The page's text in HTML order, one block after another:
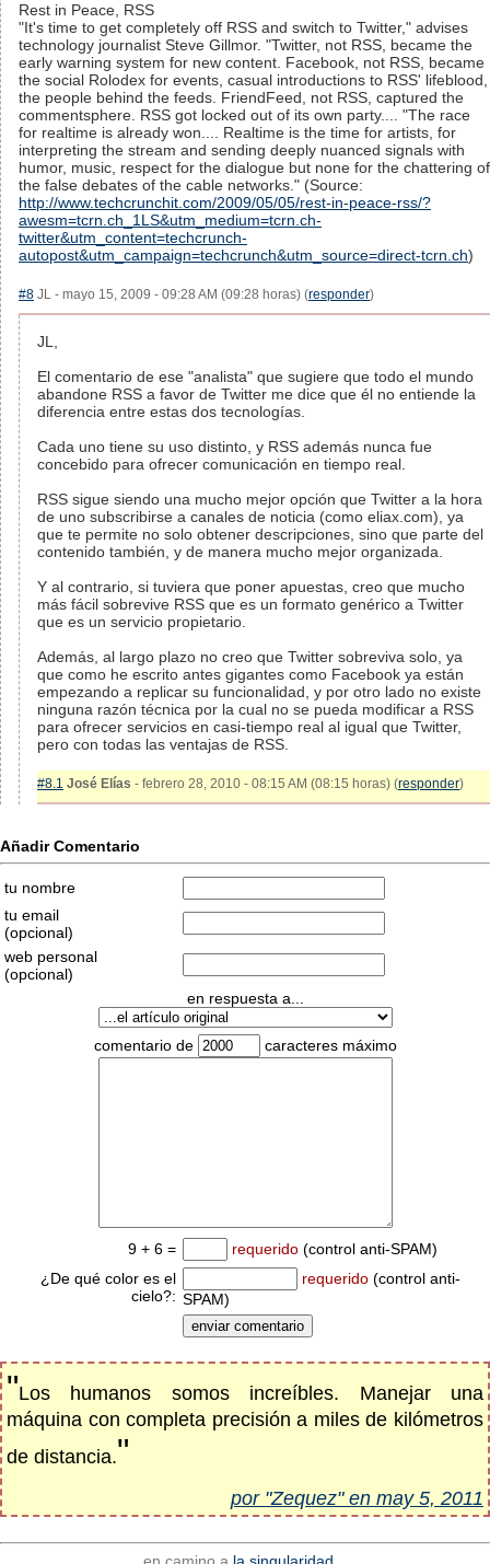
Rest in Peace, RSS
"It's time to get completely off RSS and switch to Twitter," advises
technology journalist Steve Gillmor. "Twitter, not RSS, became the
early warning system for new content. Facebook, not RSS, became
the social Rolodex for events, casual introductions to RSS' lifeblood,
the people behind the feeds. FriendFeed, not RSS, captured the
commentsphere. RSS got locked out of its own party.... "The race
for realtime is already won.... Realtime is the time for artists, for
interpreting the stream and sending deeply nuanced signals with
humor, music, respect for the dialogue but none for the chattering of
the false debates of the cable networks." (Source:
http://www.techcrunchit.com/2009/05/05/rest-in-peace-rss/?
awesm=tcrn.ch_1LS&utm_medium=tcrn.ch-
twitter&utm_content=techcrunch-
autopost&utm_campaign=techcrunch&utm_source=direct-tcrn.ch)
#8 JL - mayo 15, 2009 - 09:28 AM (09:28 horas) (responder)
JL,
El comentario de ese "analista" que sugiere que todo el mundo
abandone RSS a favor de Twitter me dice que él no entiende la
diferencia entre estas dos tecnologías.
Cada uno tiene su uso distinto, y RSS además nunca fue
concebido para ofrecer comunicación en tiempo real.
RSS sigue siendo una mucho mejor opción que Twitter a la hora
de uno subscribirse a canales de noticia (como eliax.com), ya
que te permite no solo obtener descripciones, sino que parte del
contenido también, y de manera mucho mejor organizada.
Y al contrario, si tuviera que poner apuestas, creo que mucho
más fácil sobrevive RSS que es un formato genérico a Twitter
que es un servicio propietario.
Además, al largo plazo no creo que Twitter sobreviva solo, ya
que como he escrito antes gigantes como Facebook ya están
empezando a replicar su funcionalidad, y por otro lado no existe
ninguna razón técnica por la cual no se pueda modificar a RSS
para ofrecer servicios en casi-tiempo real al igual que Twitter,
pero con todas las ventajas de RSS.
#8.1 José Elías - febrero 28, 2010 - 08:15 AM (08:15 horas) (responder)
Añadir Comentario
tu nombre
tu email
(opcional)
web personal
(opcional)
en respuesta a...
comentario de caracteres máximo
9 + 6 = requerido (control anti-SPAM)
¿De qué color es el
cielo?:
requerido (control anti-
SPAM)
"Los humanos somos increíbles. Manejar una
máquina con completa precisión a miles de kilómetros
de distancia."
por "Zequez" en may 5, 2011